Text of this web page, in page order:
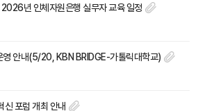
년 인체자원은행 실무자 교육 일정
안내(5/20, KBN BRIDGE-가톨릭대학교)
신 포럼 개최 안내